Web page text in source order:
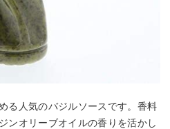
る人気のバジルソースです。香料
ンオリーブオイルの香りを活かし